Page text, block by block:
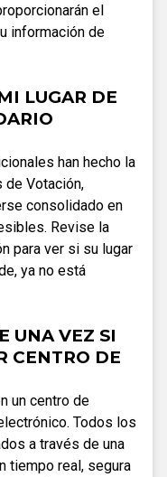
el
información de
LUGAR DE
han hecho la
de Votación,
consolidado en
Revise la
para ver si su lugar
ya no está
UNA VEZ SI
CENTRO DE
un centro de
Todos los
a través de una
tiempo real, segura